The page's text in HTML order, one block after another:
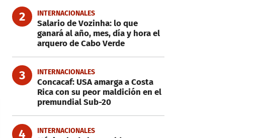
2 INTERNACIONALES
Salario de Vozinha: lo que
ganará al año, mes, día y hora el
arquero de Cabo Verde
3 INTERNACIONALES
Concacaf: USA amarga a Costa
Rica con su peor maldición en el
premundial Sub-20
4 INTERNACIONALES